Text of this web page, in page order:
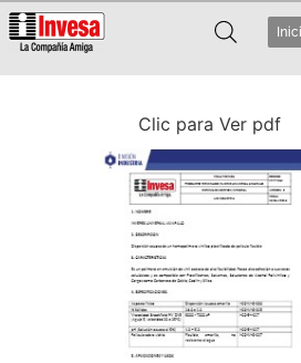
Clic para Ver pdf